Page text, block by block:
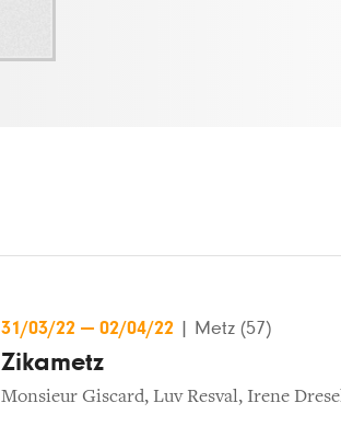
31/03/22 — 02/04/22 Metz (57)
Zikametz
Monsieur Giscard, Luv Resval, Irene